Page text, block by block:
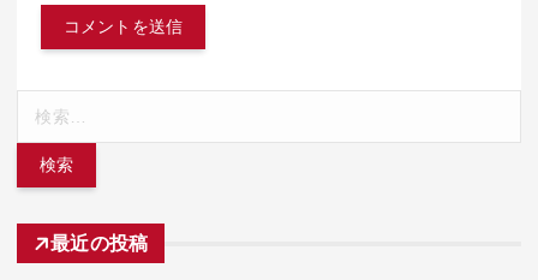
最近の投稿